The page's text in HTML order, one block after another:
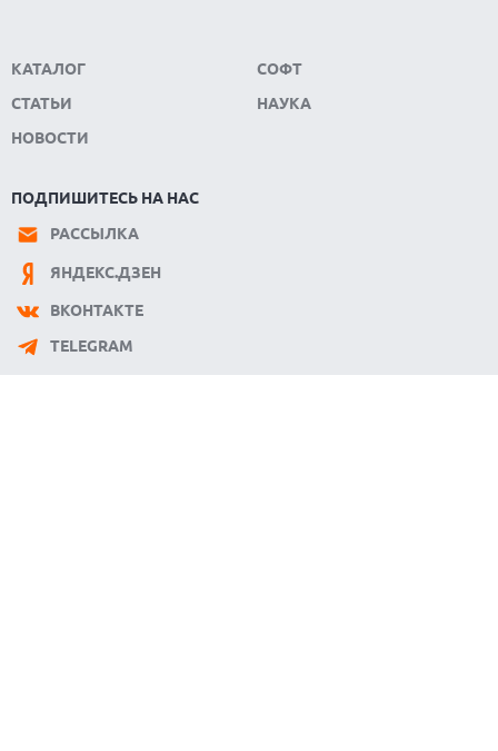
КАТАЛОГ
СТАТЬИ
НОВОСТИ
СОФТ
НАУКА
ПОДПИШИТЕСЬ НА НАС
РАССЫЛКА
ЯНДЕКС.ДЗЕН
ВКОНТАКТЕ
TELEGRAM